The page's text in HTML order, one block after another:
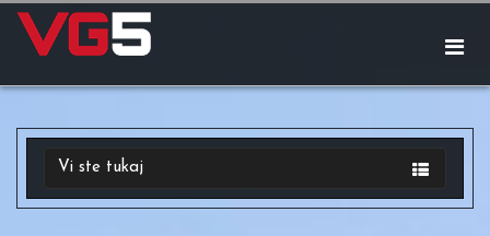
Vi ste tukaj